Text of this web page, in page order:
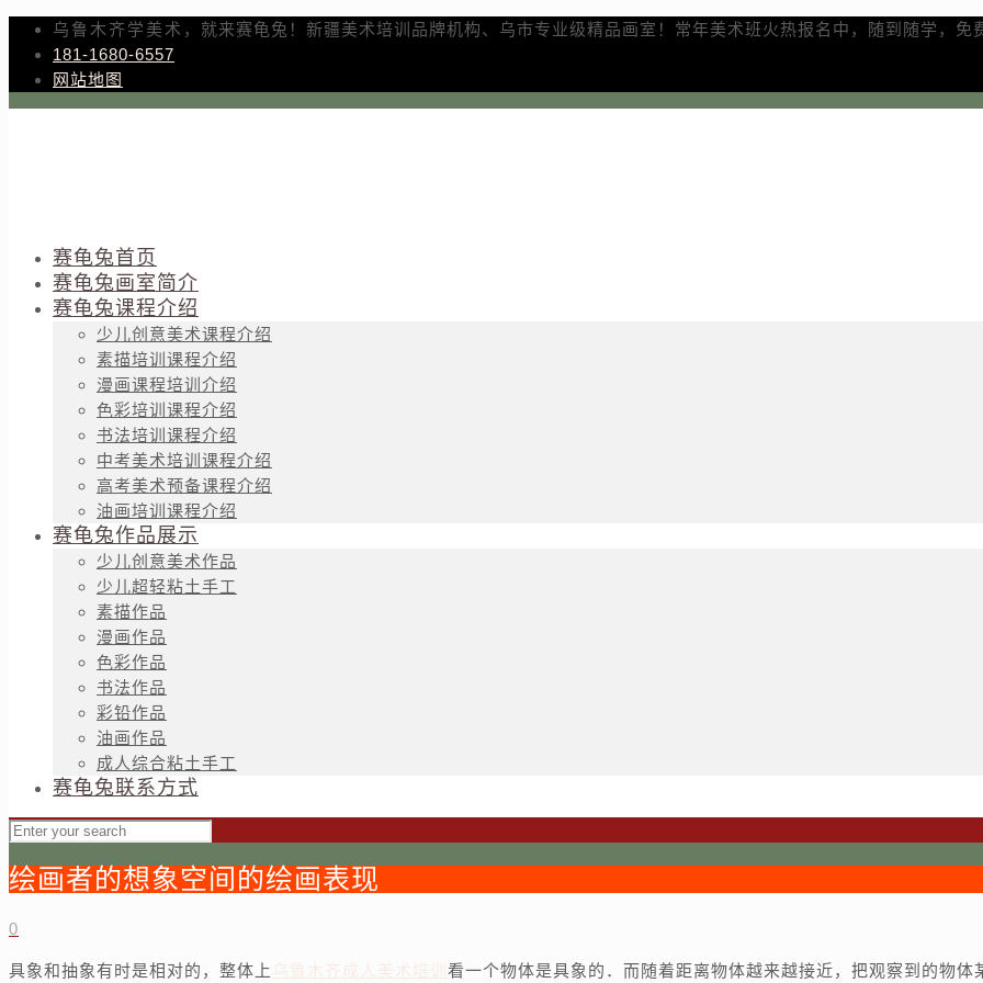
乌鲁木齐学美术，就来赛龟兔！新疆美术培训品牌机构、乌市专业级精品画室！常年美术班火热报名中，随到随学，免
181-1680-6557
网站地图
赛龟兔首页
赛龟兔画室简介
赛龟兔课程介绍
少儿创意美术课程介绍
素描培训课程介绍
漫画课程培训介绍
色彩培训课程介绍
书法培训课程介绍
中考美术培训课程介绍
高考美术预备课程介绍
油画培训课程介绍
赛龟兔作品展示
少儿创意美术作品
少儿超轻粘土手工
素描作品
漫画作品
色彩作品
书法作品
彩铅作品
油画作品
成人综合粘土手工
赛龟兔联系方式
绘画者的想象空间的绘画表现
0
具象和抽象有时是相对的，整体上乌鲁木齐成人美术培训 看一个物体是具象的．而随着距离物体越来越接近，把观察到的物体